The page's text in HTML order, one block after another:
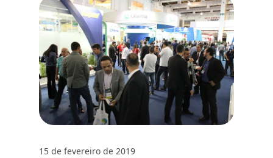
Farma
investe
nas
indústrias
da beleza
alimentação
15 de fevereiro de 2019